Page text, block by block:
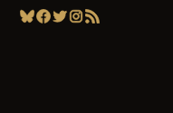
Bluesky
Facebook
Twitter
Instagram
RSS-Feed